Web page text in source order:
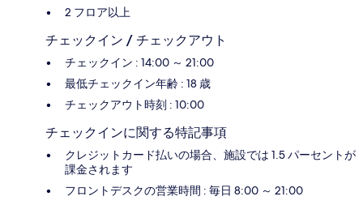
2 フロア以上
チェックイン / チェックアウト
チェックイン : 14:00 ～ 21:00
最低チェックイン年齢 : 18 歳
チェックアウト時刻 : 10:00
チェックインに関する特記事項
クレジットカード払いの場合、施設では 1.5 パーセントが
課金されます
フロントデスクの営業時間 : 毎日 8:00 ～ 21:00